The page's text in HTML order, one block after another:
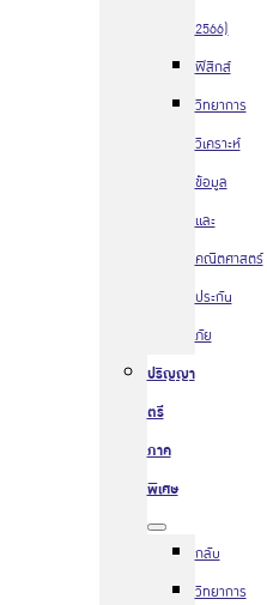
2566)
ฟิสิกส์
วิทยาการ
วิเคราะห์
ข้อมูล
และ
คณิตศาสตร์
ประกัน
ภัย
ปริญญา
ตรี
ภาค
พิเศษ
กลับ
วิทยาการ